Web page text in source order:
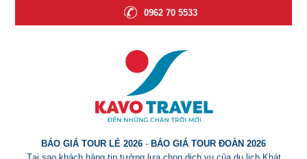
0962 70 5533
BÁO GIÁ TOUR LẺ 2026 - BÁO GIÁ TOUR ĐOÀN 2026